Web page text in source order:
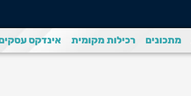
מתכונים רכילות מקומית אינדקס